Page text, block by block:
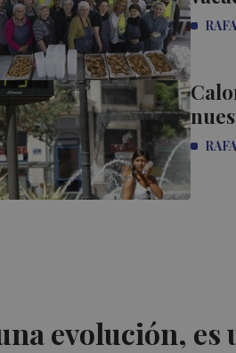
evolución,